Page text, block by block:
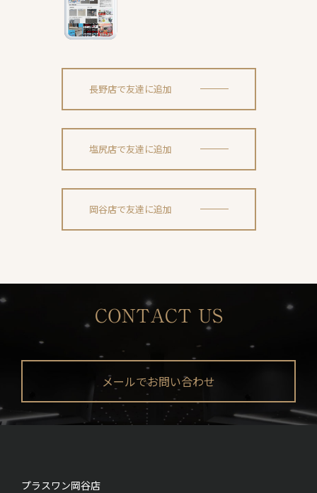
長野店で友達に追加
塩尻店で友達に追加
岡谷店で友達に追加
CONTACT US
メールでお問い合わせ
プラスワン岡谷店